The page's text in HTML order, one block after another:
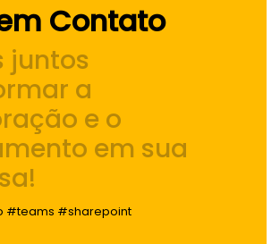
Contato
juntos
a
e o
em sua
#teams #sharepoint